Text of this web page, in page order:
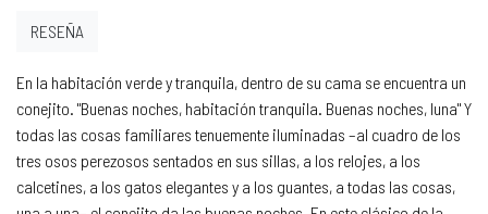
En la habitación verde y tranquila, dentro de su cama se encuentra un
conejito. "Buenas noches, habitación tranquila. Buenas noches, luna" Y
todas las cosas familiares tenuemente iluminadas –al cuadro de los
tres osos perezosos sentados en sus sillas, a los relojes, a los
calcetines, a los gatos elegantes y a los guantes, a todas las cosas,
RESEÑA